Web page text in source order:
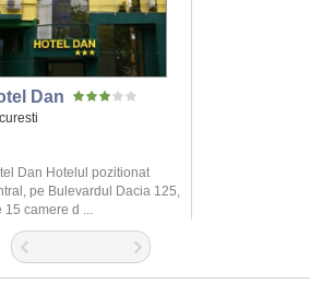
Dan
Dan Hotelul pozitionat
pe Bulevardul Dacia 125,
15 camere d ...